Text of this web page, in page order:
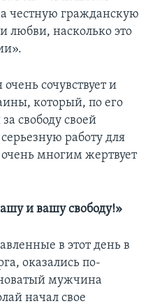
честную гражданскую
любви, насколько это
сочувствует и
который, по его
свободу своей
работу для
многим жертвует
и вашу свободу!»
в этот день в
оказались по-
мужчина
начал свое